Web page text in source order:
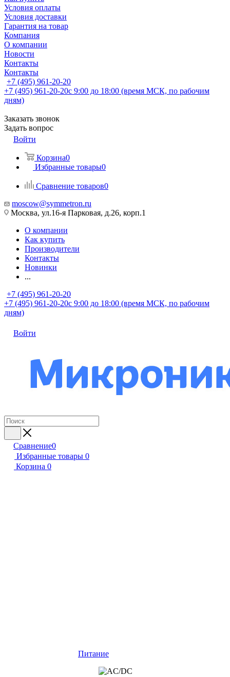
Условия оплаты
Условия доставки
Гарантия на товар
Компания
О компании
Новости
Контакты
Контакты
+7 (495) 961-20-20
+7 (495) 961-20-20с 9:00 до 18:00 (время МСК, по рабочим
дням)
Заказать звонок
Задать вопрос
Войти
Корзина0
Избранные товары0
Сравнение товаров0
moscow@symmetron.ru
Москва, ул.16-я Парковая, д.26, корп.1
О компании
Как купить
Производители
Контакты
Новинки
...
+7 (495) 961-20-20
+7 (495) 961-20-20с 9:00 до 18:00 (время МСК, по рабочим
дням)
Войти
Сравнение0
Избранные товары 0
Корзина 0
Питание